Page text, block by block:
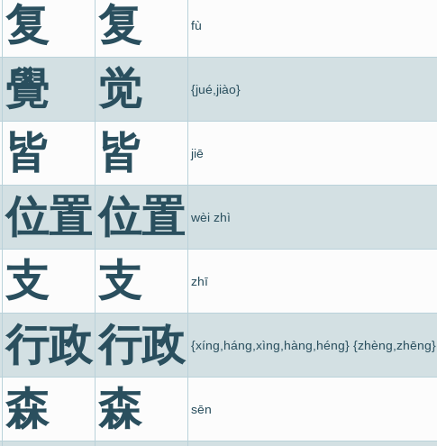
复 复 fù
覺 觉 {jué,jiào}
皆 皆 jiē
位置位置 wèi zhì
支 支 zhī
行政行政 {xíng,háng,xìng,hàng,héng} {zhèng,zhēng}
森 森 sēn